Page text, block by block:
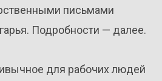
письмами
Подробности — далее.
для рабочих людей